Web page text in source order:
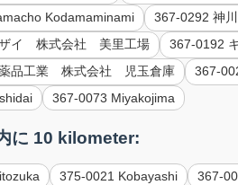
Kodamaminami
367-0292 神
ザイ 株式会社 美里工場
367-0192
品工業 株式会社 児玉倉庫
367-
367-0073 Miyakojima
に 10 kilometer:
375-0021 Kobayashi 367-